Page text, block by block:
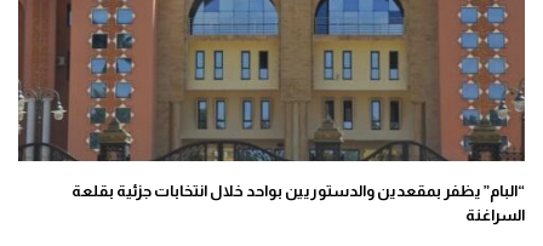
“البام” يظفر بمقعدين والدستوريين بواحد خلال انتخابات جزئية بقلعة
السراغنة